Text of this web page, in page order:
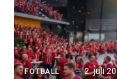
FOTBALL 2. juli